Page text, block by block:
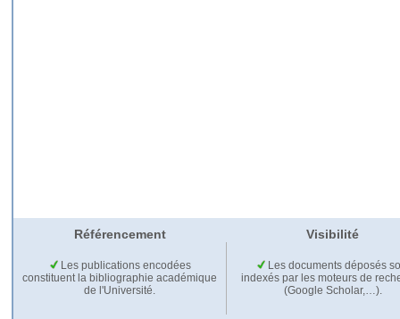
Référencement Visibilité
Les publications encodées
constituent la bibliographie académique
de l'Université.
Les documents déposés
indexés par les moteurs de
(Google Scholar,…).